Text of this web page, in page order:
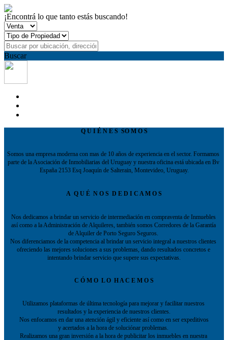
¡Encontrá lo que tanto estás buscando!
Buscar
Q U I É N E S  SO M O S
Somos una empresa moderna con mas de 10 años de experiencia en el sector. Formamos
parte de la Asociación de Inmobiliarias del Uruguay y nuestra oficina está ubicada en Bv
España 2153 Esq Joaquín de Salterain, Montevideo, Uruguay.
A  Q U É  N O S  D E D I C A M O S
Nos dedicamos a brindar un servicio de intermediación en compraventa de Inmuebles
así como a la Administración de Alquileres, también somos Corredores de la Garantía
de Alquiler de Porto Seguro Seguros.
Nos diferenciamos de la competencia al brindar un servicio integral a nuestros clientes
ofreciendo las mejores soluciones a sus problemas, dando resultados concretos e
intentando brindar servicio que supere sus expectativas.
C Ó M O  L O  H A C E M O S
Utilizamos plataformas de última tecnología para mejorar y facilitar nuestros
resultados y la experiencia de nuestros clientes.
Nos enfocamos en dar una atención ágil y eficiente así como en ser expeditivos
y acertados a la hora de soluciónar problemas.
Realizamos una gran inversión a la hora de publicitar los inmuebles en nuestra